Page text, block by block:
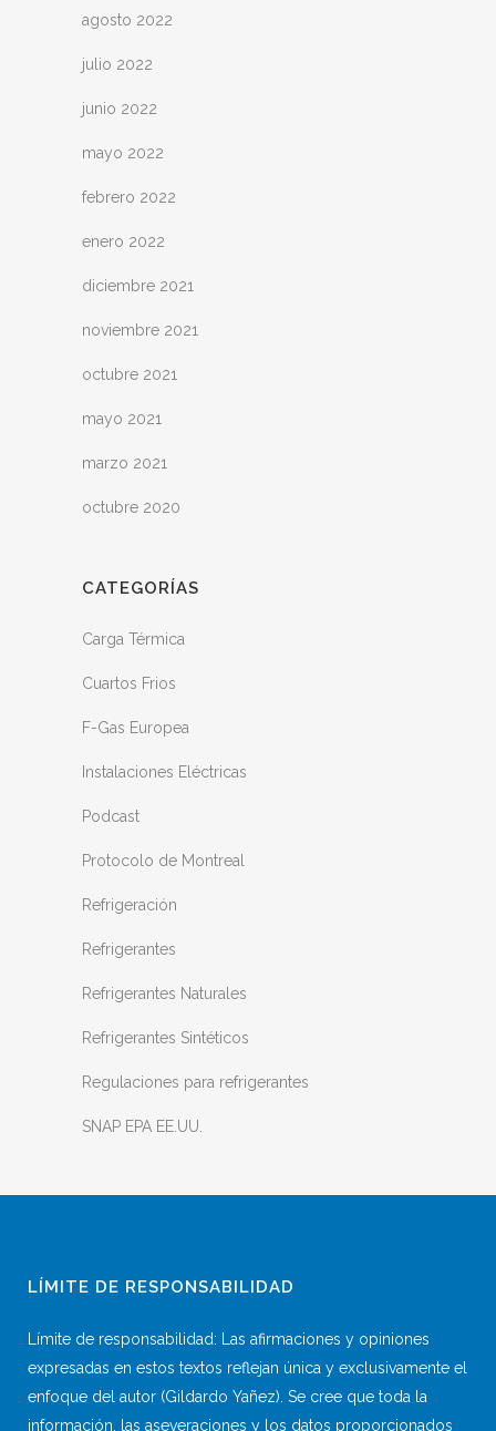
agosto 2022
julio 2022
junio 2022
mayo 2022
febrero 2022
enero 2022
diciembre 2021
noviembre 2021
octubre 2021
mayo 2021
marzo 2021
octubre 2020
CATEGORÍAS
Carga Térmica
Cuartos Frios
F-Gas Europea
Instalaciones Eléctricas
Podcast
Protocolo de Montreal
Refrigeración
Refrigerantes
Refrigerantes Naturales
Refrigerantes Sintéticos
Regulaciones para refrigerantes
SNAP EPA EE.UU.
LÍMITE DE RESPONSABILIDAD
Límite de responsabilidad: Las afirmaciones y opiniones
expresadas en estos textos reflejan única y exclusivamente el
enfoque del autor (Gildardo Yañez). Se cree que toda la
información, las aseveraciones y los datos proporcionados